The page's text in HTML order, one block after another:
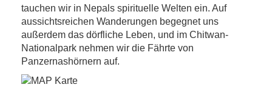
tauchen wir in Nepals spirituelle Welten ein. Auf
aussichtsreichen Wanderungen begegnet uns
außerdem das dörfliche Leben, und im Chitwan-
Nationalpark nehmen wir die Fährte von
Panzernashörnern auf.